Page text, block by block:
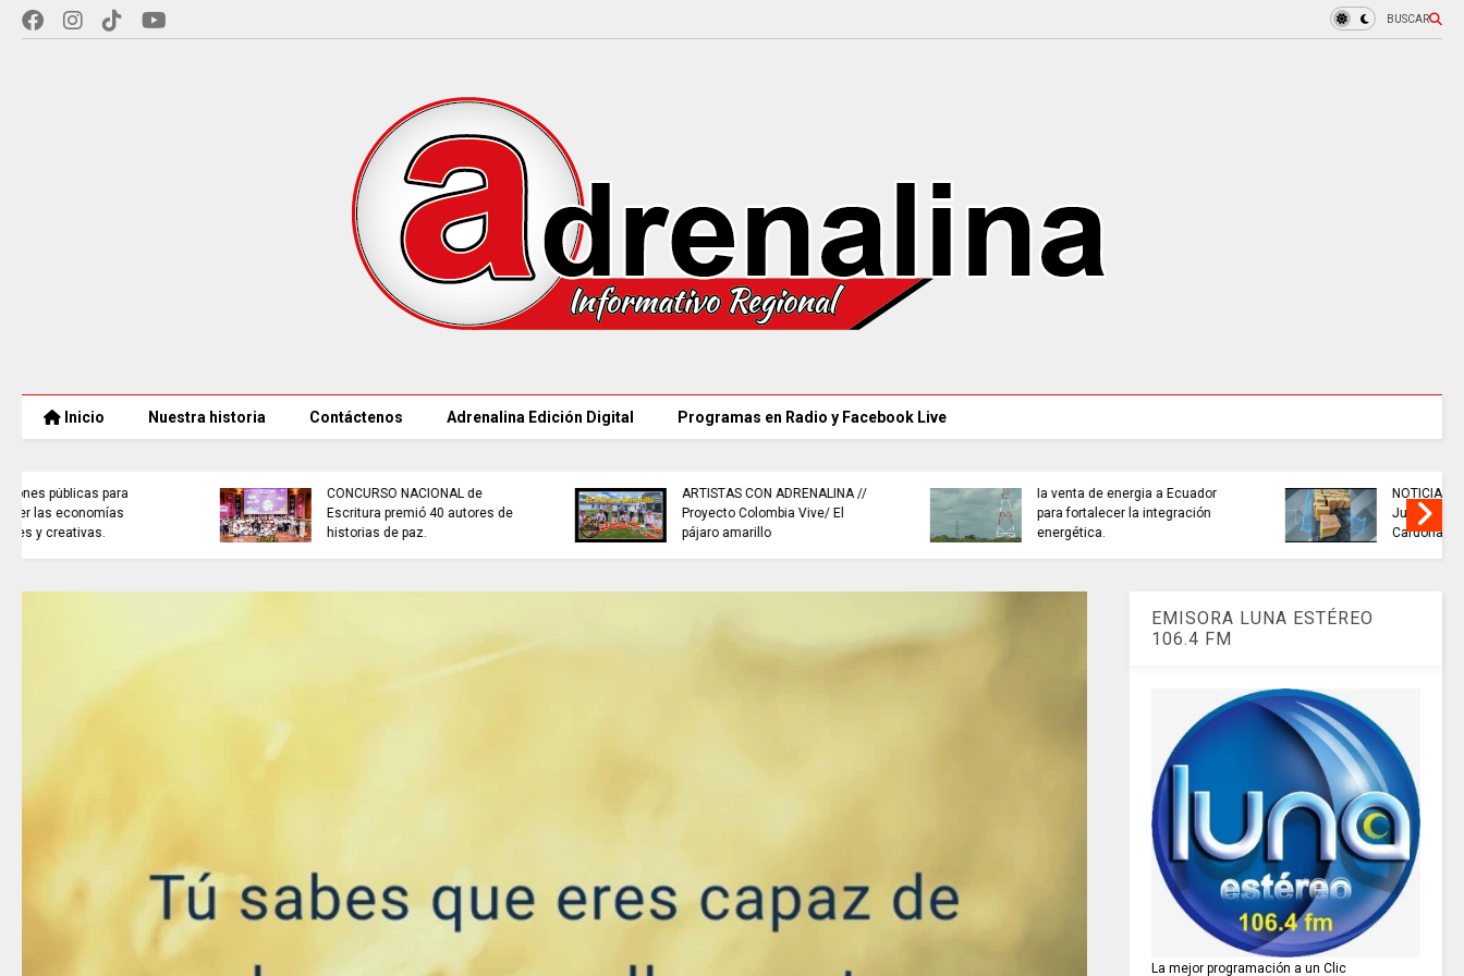
BUSCAR
Inicio Nuestra historia Contáctenos Adrenalina Edición Digital Programas en Radio y Facebook Live
NOTICIAS de Cundinamarca con
Juan Helmuth Larrahondo
INFORMACIÓN internacional
buscan mejorar la calidad del
agua que consumen miles de
familias en Cundinamarca.
TRABAJO....................si hay //
jueves 6 de agosto de 2026
EMISORA LUNA ESTÉREO
106.4 FM
La mejor programación a un Clic